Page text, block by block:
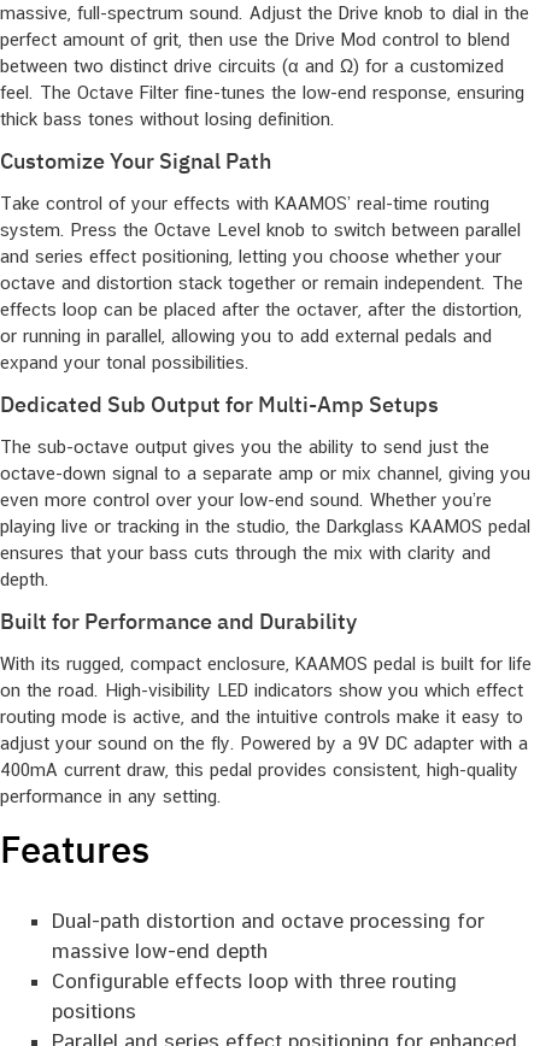
massive, full-spectrum sound. Adjust the Drive knob to dial in the
perfect amount of grit, then use the Drive Mod control to blend
between two distinct drive circuits (α and Ω) for a customized
feel. The Octave Filter fine-tunes the low-end response, ensuring
thick bass tones without losing definition.
Customize Your Signal Path
Take control of your effects with KAAMOS’ real-time routing
system. Press the Octave Level knob to switch between parallel
and series effect positioning, letting you choose whether your
octave and distortion stack together or remain independent. The
effects loop can be placed after the octaver, after the distortion,
or running in parallel, allowing you to add external pedals and
expand your tonal possibilities.
Dedicated Sub Output for Multi-Amp Setups
The sub-octave output gives you the ability to send just the
octave-down signal to a separate amp or mix channel, giving you
even more control over your low-end sound. Whether you’re
playing live or tracking in the studio, the Darkglass KAAMOS pedal
ensures that your bass cuts through the mix with clarity and
depth.
Built for Performance and Durability
With its rugged, compact enclosure, KAAMOS pedal is built for life
on the road. High-visibility LED indicators show you which effect
routing mode is active, and the intuitive controls make it easy to
adjust your sound on the fly. Powered by a 9V DC adapter with a
400mA current draw, this pedal provides consistent, high-quality
performance in any setting.
Features
Dual-path distortion and octave processing for
massive low-end depth
Configurable effects loop with three routing
positions
Parallel and series effect positioning for enhanced